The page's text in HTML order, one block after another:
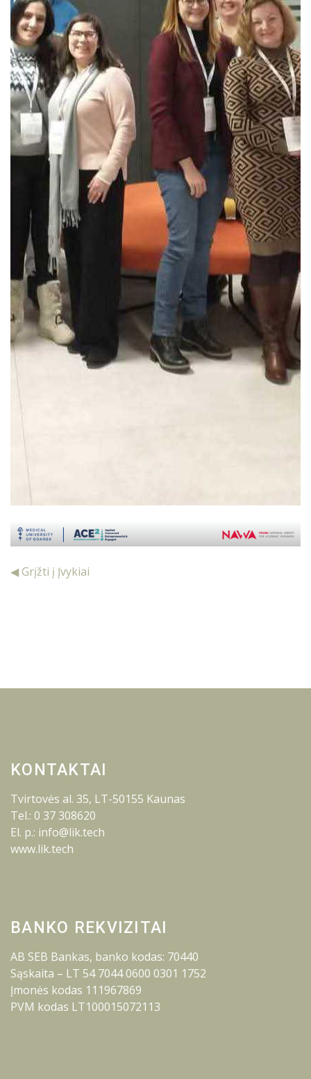
◀ Grįžti į Įvykiai
KONTAKTAI
Tvirtovės al. 35, LT-50155 Kaunas
Tel.: 0 37 308620
El. p.: info@lik.tech
www.lik.tech
BANKO REKVIZITAI
AB SEB Bankas, banko kodas: 70440
Sąskaita – LT 54 7044 0600 0301 1752
Įmonės kodas 111967869
PVM kodas LT100015072113